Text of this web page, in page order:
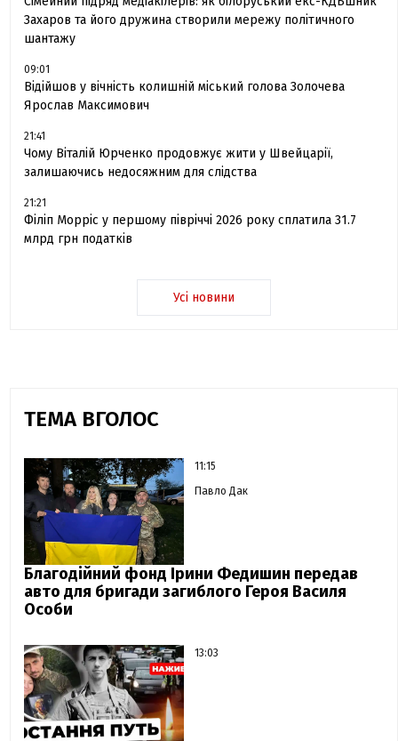
Захаров та його дружина створили мережу політичного
шантажу
09:01
Відійшов у вічність колишній міський голова Золочева
Ярослав Максимович
21:41
Чому Віталій Юрченко продовжує жити у Швейцарії,
залишаючись недосяжним для слідства
21:21
Філіп Морріс у першому півріччі 2026 року сплатила 31.7
млрд грн податків
Усі новини
ТЕМА ВГОЛОС
11:15
Павло Дак
Благодійний фонд Ірини Федишин передав
авто для бригади загиблого Героя Василя
Особи
13:03